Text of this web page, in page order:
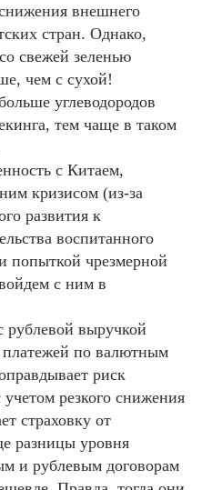
внешнего
стран. Однако,
свежей зеленью
чем с сухой!
углеводородов
тем чаще в таком
с Китаем,
кризисом (из-за
развития к
воспитанного
попыткой чрезмерной
с ним в
рублевой выручкой
платежей по валютным
риск
резкого снижения
страховку от
разницы уровня
и рублевым договорам